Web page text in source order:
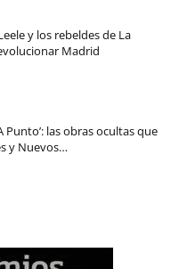
y los rebeldes de La
Madrid
Punto’: las obras ocultas que
y Nuevos…